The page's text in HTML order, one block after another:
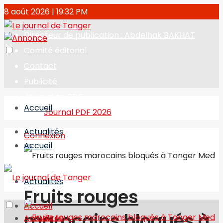
8 août 2026 | 19:32 PM
Directeur de publication : Abdelhak BAKHAT
Journal PDF 2026
Connexion
Accueil
Actualités
Fruits rouges
Accueil
Actualités
Accueil
Actualités